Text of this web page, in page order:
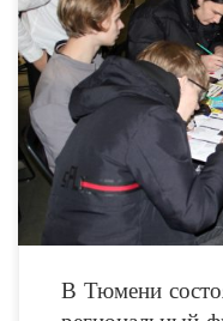
29 ноября 2022 года в Тюмени
«Финансовый фестиваль для
событие, на котором
В Тюмени